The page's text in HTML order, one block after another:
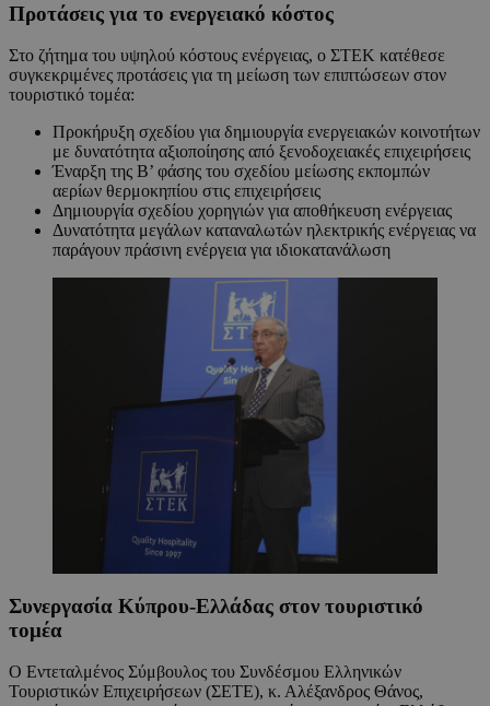
Προτάσεις για το ενεργειακό κόστος
Στο ζήτημα του υψηλού κόστους ενέργειας, ο ΣΤΕΚ κατέθεσε
συγκεκριμένες προτάσεις για τη μείωση των επιπτώσεων στον
τουριστικό τομέα:
Προκήρυξη σχεδίου για δημιουργία ενεργειακών κοινοτήτων
με δυνατότητα αξιοποίησης από ξενοδοχειακές επιχειρήσεις
Έναρξη της Β’ φάσης του σχεδίου μείωσης εκπομπών
αερίων θερμοκηπίου στις επιχειρήσεις
Δημιουργία σχεδίου χορηγιών για αποθήκευση ενέργειας
Δυνατότητα μεγάλων καταναλωτών ηλεκτρικής ενέργειας να
παράγουν πράσινη ενέργεια για ιδιοκατανάλωση
Συνεργασία Κύπρου-Ελλάδας στον τουριστικό
τομέα
Ο Εντεταλμένος Σύμβουλος του Συνδέσμου Ελληνικών
Τουριστικών Επιχειρήσεων (ΣΕΤΕ), κ. Αλέξανδρος Θάνος,